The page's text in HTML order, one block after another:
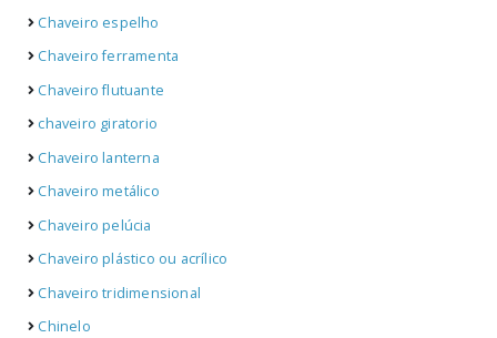
Chaveiro espelho
Chaveiro ferramenta
Chaveiro flutuante
chaveiro giratorio
Chaveiro lanterna
Chaveiro metálico
Chaveiro pelúcia
Chaveiro plástico ou acrílico
Chaveiro tridimensional
Chinelo